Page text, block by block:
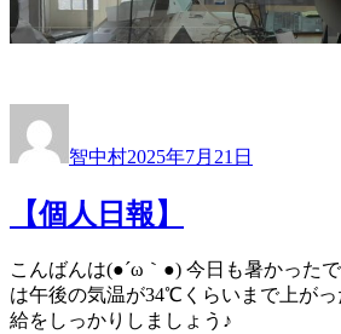
者
智中村日:
2025年7月21日
【個人日報】
こんばんは(●´ω｀●) 今日も暑かったで
は午後の気温が34℃くらいまで上が
給をしっかりしましょう♪